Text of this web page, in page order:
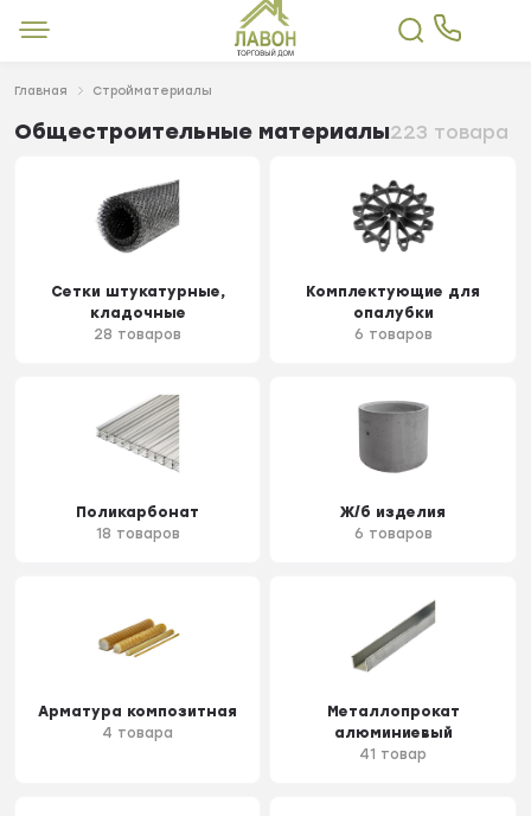
Главная Стройматериалы
Общестроительные материалы223 товара
Сетки штукатурные,
кладочные
28 товаров
Комплектующие для
опалубки
6 товаров
Поликарбонат
18 товаров
Ж/б изделия
6 товаров
Арматура композитная
4 товара
Металлопрокат
алюминиевый
41 товар